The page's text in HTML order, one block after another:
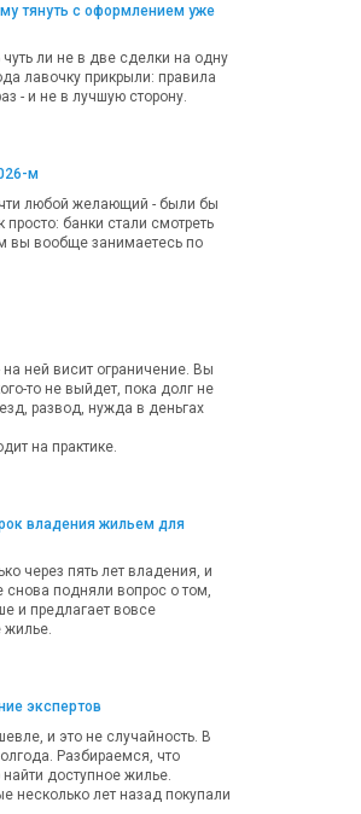
тянуть с оформлением уже
ли не в две сделки на одну
лавочку прикрыли: правила
- и не в лучшую сторону.
м
любой желающий - были бы
банки стали смотреть
вы вообще занимаетесь по
на ней висит ограничение. Вы
то не выйдет, пока долг не
развод, нужда в деньгах
на практике.
владения жильем для
через пять лет владения, и
снова подняли вопрос о том,
и предлагает вовсе
жилье.
экспертов
и это не случайность. В
Разбираемся, что
доступное жилье.
несколько лет назад покупали